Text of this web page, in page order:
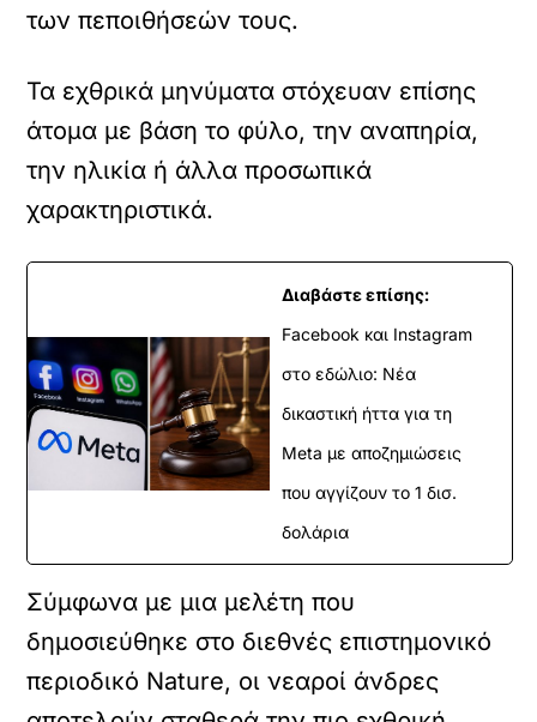
των πεποιθήσεών τους.
Τα εχθρικά μηνύματα στόχευαν επίσης
άτομα με βάση το φύλο, την αναπηρία,
την ηλικία ή άλλα προσωπικά
χαρακτηριστικά.
Διαβάστε επίσης:
Facebook και Instagram
στο εδώλιο: Νέα
δικαστική ήττα για τη
Meta με αποζημιώσεις
που αγγίζουν το 1 δισ.
δολάρια
Σύμφωνα με μια μελέτη που
δημοσιεύθηκε στο διεθνές επιστημονικό
περιοδικό Nature, οι νεαροί άνδρες